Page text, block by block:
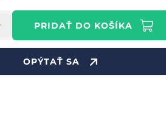
PRIDAŤ DO KOŠÍKA
OPÝTAŤ SA